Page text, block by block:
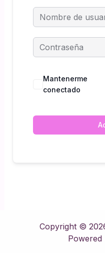
Mantenerme
conectado
Copyright ©
Powered